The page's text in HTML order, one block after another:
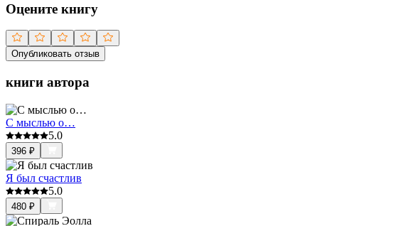
Оцените книгу
Опубликовать отзыв
книги автора
С мыслью о…
5.0
396 ₽
Я был счастлив
5.0
480 ₽